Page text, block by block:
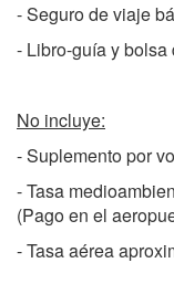
- Seguro de viaje
- Libro-guía y bolsa
No incluye:
- Suplemento por
- Tasa
(Pago en el
- Tasa aérea